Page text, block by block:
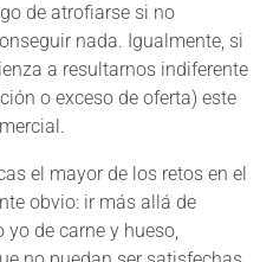
de atrofiarse si no
nada. Igualmente, si
a resultarnos indiferente
o exceso de oferta) este
el mayor de los retos en el
obvio: ir más allá de
de carne y hueso,